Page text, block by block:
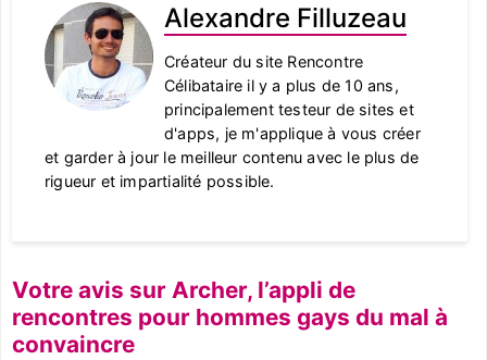
Alexandre Filluzeau
Créateur du site Rencontre
Célibataire il y a plus de 10 ans,
principalement testeur de sites et
d'apps, je m'applique à vous créer
et garder à jour le meilleur contenu avec le plus de
rigueur et impartialité possible.
Votre avis sur Archer, l’appli de
rencontres pour hommes gays du mal à
convaincre